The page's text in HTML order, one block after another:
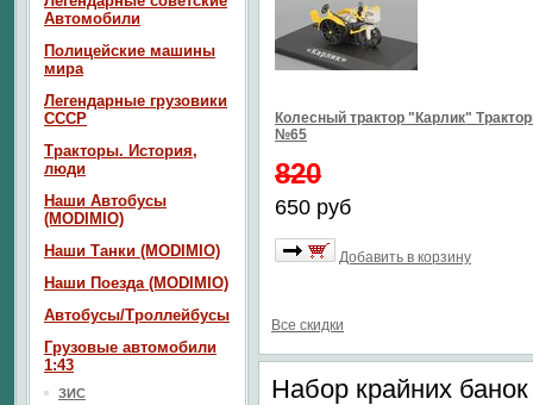
Колесный трактор "Карлик"
№65
820
650 руб
Добавить в корзину
Все скидки
Набор крайних
Автомобили
Полицейские машины
мира
Легендарные грузовики
СССР
Тракторы. История,
люди
Наши Автобусы
(MODIMIO)
Наши Танки (MODIMIO)
Наши Поезда (MODIMIO)
Автобусы/Троллейбусы
Грузовые автомобили
1:43
ЗИС